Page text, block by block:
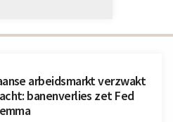
arbeidsmarkt verzwakt
banenverlies zet Fed